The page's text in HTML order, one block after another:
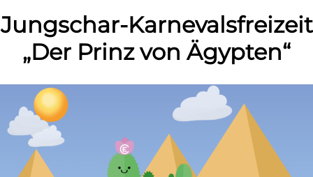
Jungschar-Karnevalsfreizeit
„Der Prinz von Ägypten“